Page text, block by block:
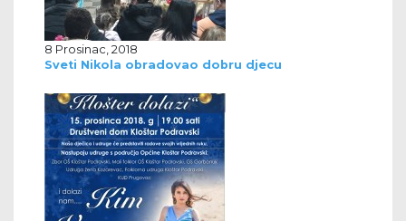
8 Prosinac, 2018
Sveti Nikola obradovao dobru djecu